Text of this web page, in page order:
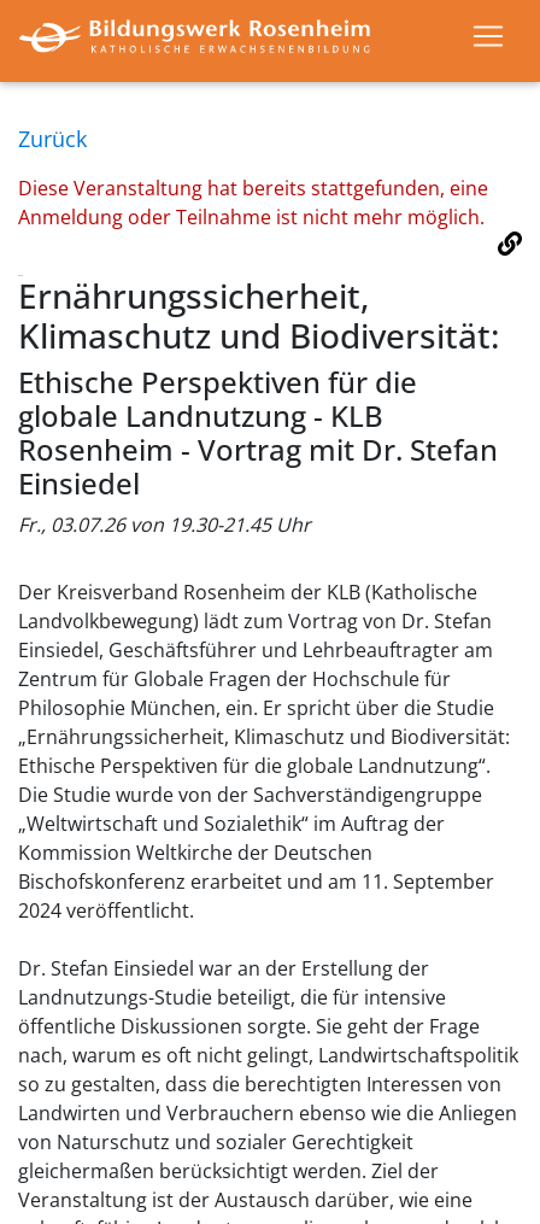
Zurück
Diese Veranstaltung hat bereits stattgefunden, eine
Anmeldung oder Teilnahme ist nicht mehr möglich.
Ernährungssicherheit,
Klimaschutz und Biodiversität:
Ethische Perspektiven für die
globale Landnutzung - KLB
Rosenheim - Vortrag mit Dr. Stefan
Einsiedel
Fr., 03.07.26 von 19.30-21.45 Uhr
Der Kreisverband Rosenheim der KLB (Katholische
Landvolkbewegung) lädt zum Vortrag von Dr. Stefan
Einsiedel, Geschäftsführer und Lehrbeauftragter am
Zentrum für Globale Fragen der Hochschule für
Philosophie München, ein. Er spricht über die Studie
„Ernährungssicherheit, Klimaschutz und Biodiversität:
Ethische Perspektiven für die globale Landnutzung“.
Die Studie wurde von der Sachverständigengruppe
„Weltwirtschaft und Sozialethik“ im Auftrag der
Kommission Weltkirche der Deutschen
Bischofskonferenz erarbeitet und am 11. September
2024 veröffentlicht.
Dr. Stefan Einsiedel war an der Erstellung der
Landnutzungs-Studie beteiligt, die für intensive
öffentliche Diskussionen sorgte. Sie geht der Frage
nach, warum es oft nicht gelingt, Landwirtschaftspolitik
so zu gestalten, dass die berechtigten Interessen von
Landwirten und Verbrauchern ebenso wie die Anliegen
von Naturschutz und sozialer Gerechtigkeit
gleichermaßen berücksichtigt werden. Ziel der
Veranstaltung ist der Austausch darüber, wie eine